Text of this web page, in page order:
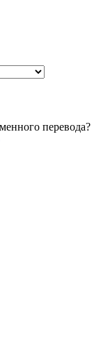
перевода?